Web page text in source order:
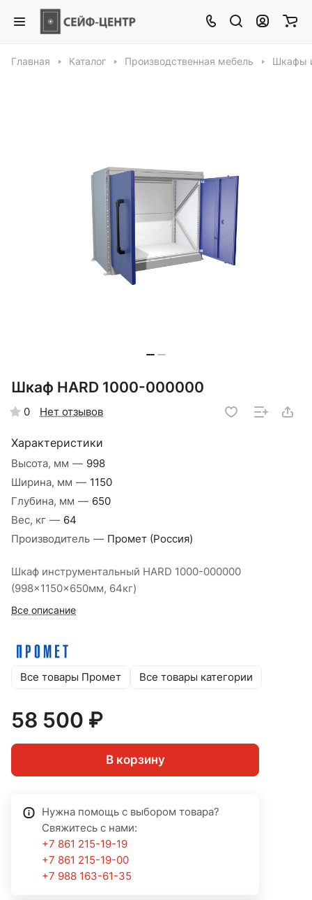
Главная Каталог Производственная мебель Шкафы
Шкаф HARD 1000-000000
0 Нет отзывов
Характеристики
Высота, мм — 998
Ширина, мм — 1150
Глубина, мм — 650
Вес, кг — 64
Производитель — Промет (Россия)
Шкаф инструментальный HARD 1000-000000
(998x1150x650мм, 64кг)
Все описание
Все товары Промет Все товары категории
58 500 ₽
В корзину
Нужна помощь с выбором товара?
Свяжитесь с нами:
+7 861 215-19-19
+7 861 215-19-00
+7 988 163-61-35